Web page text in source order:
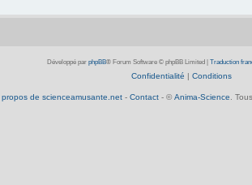
Développé par phpBB® Forum Software © phpBB Limited Traduction
Confidentialité | Conditions
propos de scienceamusante.net- Contact- © Anima-Science .